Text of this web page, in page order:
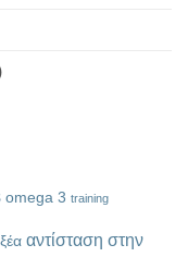
omega 3 training
αντίσταση στην